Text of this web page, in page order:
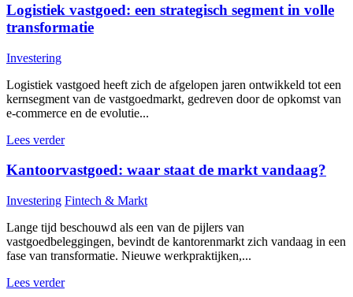
Logistiek vastgoed: een strategisch segment in volle
transformatie
Investering
Logistiek vastgoed heeft zich de afgelopen jaren ontwikkeld tot een
kernsegment van de vastgoedmarkt, gedreven door de opkomst van
e-commerce en de evolutie...
Lees verder
Kantoorvastgoed: waar staat de markt vandaag?
Investering Fintech & Markt
Lange tijd beschouwd als een van de pijlers van
vastgoedbeleggingen, bevindt de kantorenmarkt zich vandaag in een
fase van transformatie. Nieuwe werkpraktijken,...
Lees verder